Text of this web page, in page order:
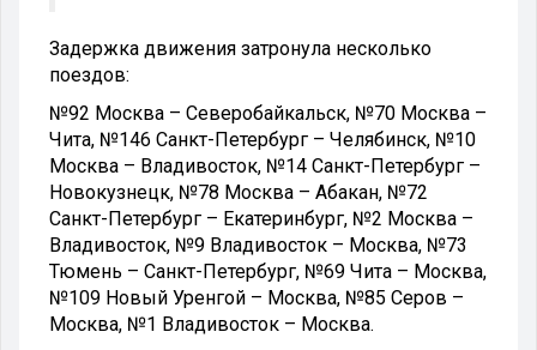
Задержка движения затронула несколько
поездов:
№92 Москва – Северобайкальск, №70 Москва –
Чита, №146 Санкт-Петербург – Челябинск, №10
Москва – Владивосток, №14 Санкт-Петербург –
Новокузнецк, №78 Москва – Абакан, №72
Санкт-Петербург – Екатеринбург, №2 Москва –
Владивосток, №9 Владивосток – Москва, №73
Тюмень – Санкт-Петербург, №69 Чита – Москва,
№109 Новый Уренгой – Москва, №85 Серов –
Москва, №1 Владивосток – Москва.